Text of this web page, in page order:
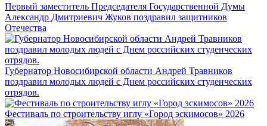
Первый заместитель Председателя Государственной Думы
Александр Дмитриевич Жуков поздравил защитников
Отечества
Губернатор Новосибирской области Андрей Травников
поздравил молодых людей с Днем российских студенческих
отрядов.
Фестиваль по строительству иглу «Город эскимосов» 2026